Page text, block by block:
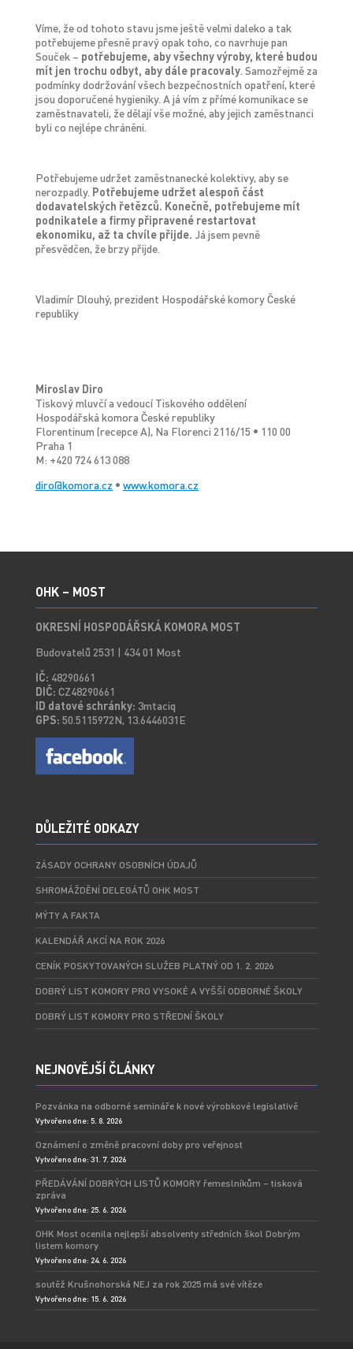
Víme, že od tohoto stavu jsme ještě velmi daleko a tak
potřebujeme přesně pravý opak toho, co navrhuje pan
Souček – potřebujeme, aby všechny výroby, které budou
mít jen trochu odbyt, aby dále pracovaly. Samozřejmě za
podmínky dodržování všech bezpečnostních opatření, které
jsou doporučené hygieniky. A já vím z přímé komunikace se
zaměstnavateli, že dělají vše možné, aby jejich zaměstnanci
byli co nejlépe chráněni.
Potřebujeme udržet zaměstnanecké kolektivy, aby se
nerozpadly. Potřebujeme udržet alespoň část
dodavatelských řetězců. Konečně, potřebujeme mít
podnikatele a firmy připravené restartovat
ekonomiku, až ta chvíle přijde. Já jsem pevně
přesvědčen, že brzy přijde.
Vladimír Dlouhý, prezident Hospodářské komory České
republiky
Miroslav Diro
Tiskový mluvčí a vedoucí Tiskového oddělení
Hospodářská komora České republiky
Florentinum (recepce A), Na Florenci 2116/15 • 110 00
Praha 1
M: +420 724 613 088
diro@komora.cz • www.komora.cz
OHK – MOST
OKRESNÍ HOSPODÁŘSKÁ KOMORA MOST
Budovatelů 2531 | 434 01 Most
IČ: 48290661
DIČ: CZ48290661
ID datové schránky: 3mtaciq
GPS: 50.5115972N, 13.6446031E
DŮLEŽITÉ ODKAZY
ZÁSADY OCHRANY OSOBNÍCH ÚDAJŮ
SHROMÁŽDĚNÍ DELEGÁTŮ OHK MOST
MÝTY A FAKTA
KALENDÁŘ AKCÍ NA ROK 2026
CENÍK POSKYTOVANÝCH SLUŽEB PLATNÝ OD 1. 2. 2026
DOBRÝ LIST KOMORY PRO VYSOKÉ A VYŠŠÍ ODBORNÉ ŠKOLY
DOBRÝ LIST KOMORY PRO STŘEDNÍ ŠKOLY
NEJNOVĚJŠÍ ČLÁNKY
Pozvánka na odborné semináře k nové výrobkové legislativě
Vytvořeno dne: 5. 8. 2026
Oznámení o změně pracovní doby pro veřejnost
Vytvořeno dne: 31. 7. 2026
PŘEDÁVÁNÍ DOBRÝCH LISTŮ KOMORY řemeslníkům – tisková
zpráva
Vytvořeno dne: 25. 6. 2026
OHK Most ocenila nejlepší absolventy středních škol Dobrým
listem komory
Vytvořeno dne: 24. 6. 2026
soutěž Krušnohorská NEJ za rok 2025 má své vítěze
Vytvořeno dne: 15. 6. 2026